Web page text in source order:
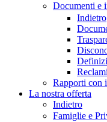
Documenti e
Indietro
Reclami
Rapporti con
La nostra offerta
Indietro
Famiglie e